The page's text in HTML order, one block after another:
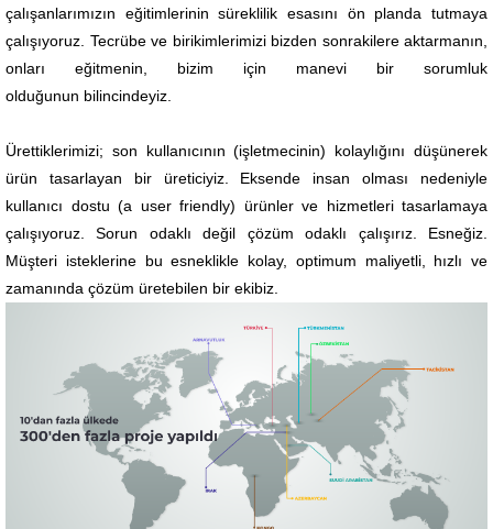
çalışanlarımızın eğitimlerinin süreklilik esasını ön planda tutmaya
çalışıyoruz. Tecrübe ve birikimlerimizi bizden sonrakilere aktarmanın,
onları eğitmenin, bizim için manevi bir sorumluk
olduğunun bilincindeyiz.
Ürettiklerimizi; son kullanıcının (işletmecinin) kolaylığını düşünerek
ürün tasarlayan bir üreticiyiz. Eksende insanolması nedeniyle
kullanıcı dostu (a user friendly) ürünler ve hizmetleri tasarlamaya
çalışıyoruz. Sorun odaklı değil çözüm odaklı çalışırız. Esneğiz.
Müşteri isteklerine bu esneklikle kolay, optimum maliyetli, hızlı ve
zamanında çözüm üretebilen bir ekibiz.